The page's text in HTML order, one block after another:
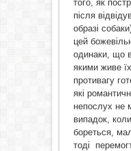
того, як
після
образі
цей
одинаки, що
якими живе
противагу
які
непослух не
випадок,
бореться,
тоді